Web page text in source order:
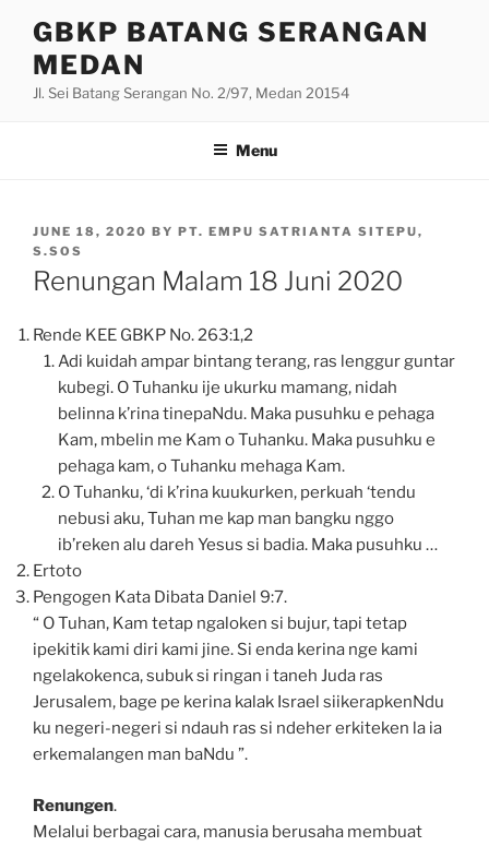
content
GBKP BATANG SERANGAN
MEDAN
Jl. Sei Batang Serangan No. 2/97, Medan 20154
Menu
POSTED
ON
JUNE 18, 2020 BY PT. EMPU SATRIANTA SITEPU,
S.SOS
Renungan Malam 18 Juni 2020
Rende KEE GBKP No. 263:1,2
Adi kuidah ampar bintang terang, ras lenggur guntar
kubegi. O Tuhanku ije ukurku mamang, nidah
belinna k’rina tinepaNdu. Maka pusuhku e pehaga
Kam, mbelin me Kam o Tuhanku. Maka pusuhku e
pehaga kam, o Tuhanku mehaga Kam.
O Tuhanku, ‘di k’rina kuukurken, perkuah ‘tendu
nebusi aku, Tuhan me kap man bangku nggo
ib’reken alu dareh Yesus si badia. Maka pusuhku …
Ertoto
Pengogen Kata Dibata Daniel 9:7.
“ O Tuhan, Kam tetap ngaloken si bujur, tapi tetap
ipekitik kami diri kami jine. Si enda kerina nge kami
ngelakokenca, subuk si ringan i taneh Juda ras
Jerusalem, bage pe kerina kalak Israel siikerapkenNdu
ku negeri-negeri si ndauh ras si ndeher erkiteken la ia
erkemalangen man baNdu ”.
Renungen.
Melalui berbagai cara, manusia berusaha membuat